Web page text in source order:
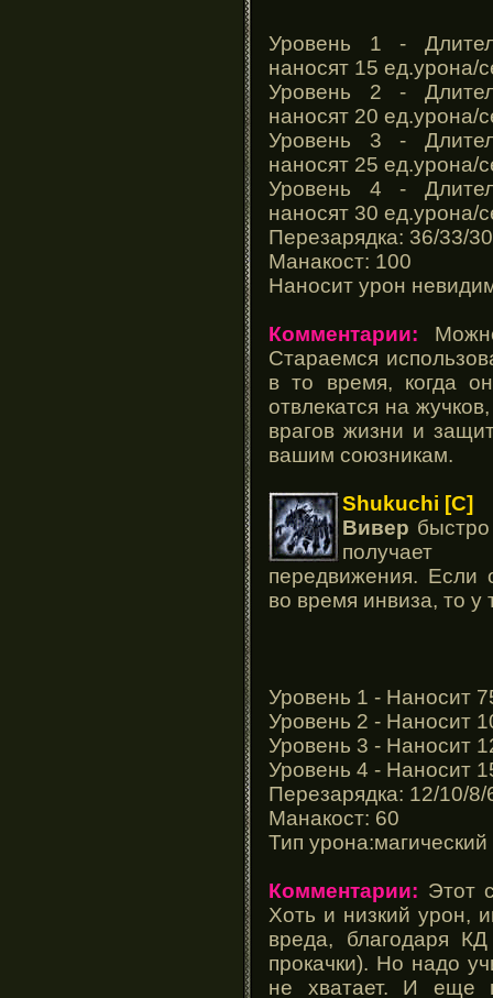
Уровень 1 -
наносят 15 ед.урона/
Уровень 2 -
наносят 20 ед.урона/
Уровень 3 -
наносят 25 ед.урона/
Уровень 4 -
наносят 30 ед.урона/
Перезарядка: 36/33/
Манакост: 100
Наносит урон
Комментарии:
Стараемся
в то время, когда
отвлекатся на
врагов жизни и
вашим союзникам.
Shukuchi [C]
Вивер
получает
передвижения. Если
во время инвиза, то у
Уровень 1 - Наносит
Уровень 2 - Наносит
Уровень 3 - Наносит
Уровень 4 - Наносит
Перезарядка: 12/10/8/
Манакост: 60
Тип урона:магический
Комментарии: Этот
Хоть и низкий урон,
вреда, благодаря
прокачки). Но надо
не хватает. И еще